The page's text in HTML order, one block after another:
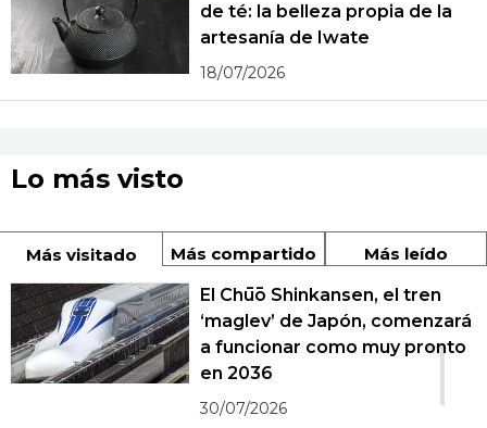
de té: la belleza propia de la
artesanía de Iwate
18/07/2026
Lo más visto
Más visitado Más compartido Más leído
1
El Chūō Shinkansen, el tren
‘maglev’ de Japón, comenzará
a funcionar como muy pronto
en 2036
30/07/2026